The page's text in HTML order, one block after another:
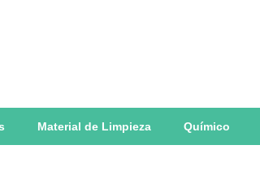
Material de Limpieza Químico